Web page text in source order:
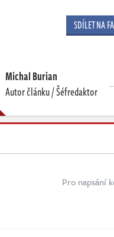
SDÍLET NA
Michal Burian
Autor článku / Šéfredaktor
Pro napsání